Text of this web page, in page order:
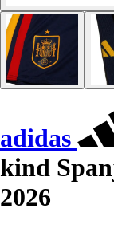
adidas
kind
2026